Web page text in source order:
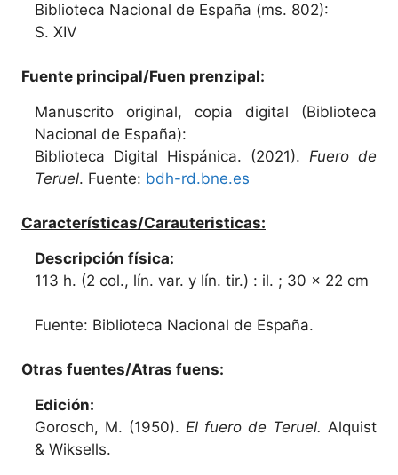
Biblioteca Nacional de España (ms. 802):
S. XIV
Fuente principal/Fuen prenzipal:
Manuscrito original, copia digital (Biblioteca
Nacional de España):
Biblioteca Digital Hispánica. (2021). Fuero de
Teruel. Fuente: bdh-rd.bne.es
Características/Carauteristicas:
Descripción física:
113 h. (2 col., lín. var. y lín. tir.) : il. ; 30 x 22 cm
Fuente: Biblioteca Nacional de España.
Otras fuentes/Atras fuens:
Edición:
Gorosch, M. (1950). El fuero de Teruel. Alquist
& Wiksells.